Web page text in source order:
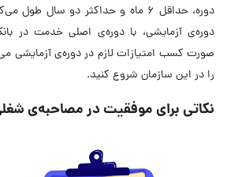
دوره، حداقل ۶ ماه و حداکثر دو سال
دوره‌ی آزمایشی، با دوره‌‌ی اصلی خدمت در
صورت کسب امتیازات لازم در دوره‌ی آزمایشی
را در این سازمان شروع کنید.
نکاتی برای موفقیت در مصاحبه‌ی